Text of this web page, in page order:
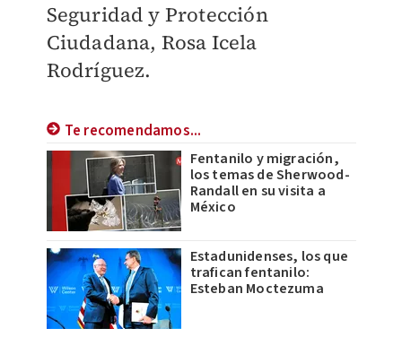
Seguridad y Protección
Ciudadana, Rosa Icela
Rodríguez.
Te recomendamos...
Fentanilo y migración,
los temas de Sherwood-
Randall en su visita a
México
Estadunidenses, los que
trafican fentanilo:
Esteban Moctezuma